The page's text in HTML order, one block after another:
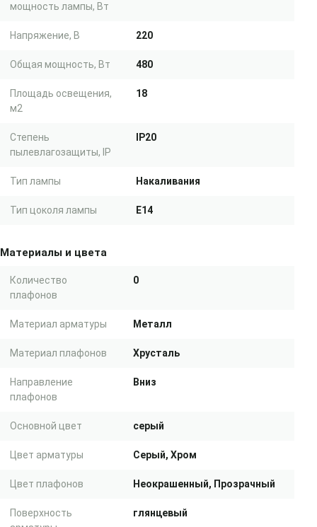
мощность лампы, Вт
Напряжение, В 220
Общая мощность, Вт 480
Площадь освещения,
м2
18
Степень
пылевлагозащиты, IP
IP20
Тип лампы Накаливания
Тип цоколя лампы E14
Материалы и цвета
Количество
плафонов
0
Материал арматуры Металл
Материал плафонов Хрусталь
Направление
плафонов
Вниз
Основной цвет серый
Цвет арматуры Серый, Хром
Цвет плафонов Неокрашенный, Прозрачный
Поверхность
глянцевый